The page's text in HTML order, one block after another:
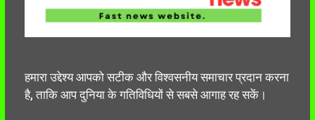
हमारा उद्देश्य आपको सटीक और विश्वसनीय समाचार प्रदान करना
है, ताकि आप दुनिया के गतिविधियों से सबसे आगाह रह सकें।